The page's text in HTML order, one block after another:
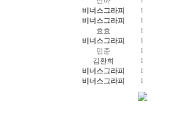
비너스그라피
1
비너스그라피
1
효효
1
비너스그라피
1
민준
1
김환희
1
비너스그라피
1
비너스그라피 1